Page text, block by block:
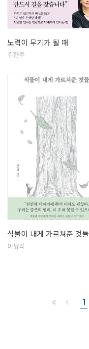
노력이 무기가 될 때
김현주
식물이 내게 가르쳐준 것들
이유리
1